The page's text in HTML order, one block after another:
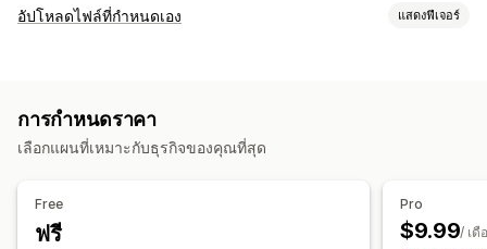
การปรับแต่ง
HTML ที่กำหนดเอง ตัวอย่าง
การกำหนดราคาแบบกำหนดเอง
การกำหนดราคาแบบไดนามิก
ส่วนขยาย
อัปโหลดไฟล์ที่กำหนดเอง แสดงฟีเจอร์
การจัดการไฟล์
การดาวน์โหลดไฟล์
การกำหนดราคา
เลือกแผนที่เหมาะกับธุรกิจของคุณที่สุด
Free
ฟรี
Pro
$9.99/ เดื